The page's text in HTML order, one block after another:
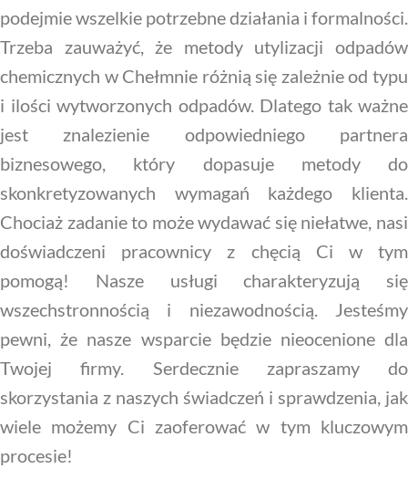
podejmie wszelkie potrzebne działania i formalności.
Trzeba zauważyć, że metody utylizacji odpadów
chemicznych w Chełmnie różnią się zależnie od typu
i ilości wytworzonych odpadów. Dlatego tak ważne
jest znalezienie odpowiedniego partnera
biznesowego, który dopasuje metody do
skonkretyzowanych wymagań każdego klienta.
Chociaż zadanie to może wydawać się niełatwe, nasi
doświadczeni pracownicy z chęcią Ci w tym
pomogą! Nasze usługi charakteryzują się
wszechstronnością i niezawodnością. Jesteśmy
pewni, że nasze wsparcie będzie nieocenione dla
Twojej firmy. Serdecznie zapraszamy do
skorzystania z naszych świadczeń i sprawdzenia, jak
wiele możemy Ci zaoferować w tym kluczowym
procesie!